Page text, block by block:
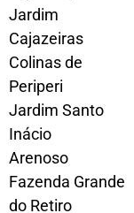
Jardim
Cajazeiras
Colinas de
Periperi
Jardim Santo
Inácio
Arenoso
Fazenda Grande
do Retiro